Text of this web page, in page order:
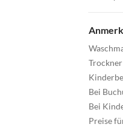
Bei
Bei
Preise